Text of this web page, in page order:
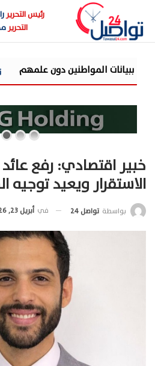
رئيس التحرير
التحرير
علمهم «كازاموند»
خبير اقتصادي: رفع
الاستقرار ويعيد توجيه
بواسطة تواصل 24 في أبريل 23, 2026